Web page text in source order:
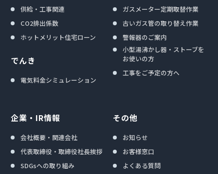
供給・工事関連
CO2排出係数
ホットメリット住宅ローン
でんき
電気料金シミュレーション
ガスメーター定期取替作業
古いガス管の取り替え作業
警報器のご案内
小型湯沸かし器・ストーブを
お使いの方
工事をご予定の方へ
企業・IR情報
会社概要・関連会社
代表取締役・取締役社長挨拶
SDGsへの取り組み
その他
お知らせ
お客様窓口
よくある質問